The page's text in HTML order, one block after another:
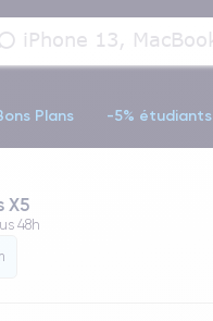
Plans -5% étudiants
X5
48h